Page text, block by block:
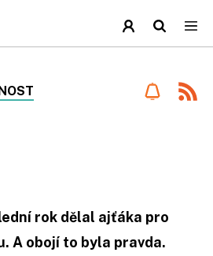
rok dělal ajťáka pro
A obojí to byla pravda.